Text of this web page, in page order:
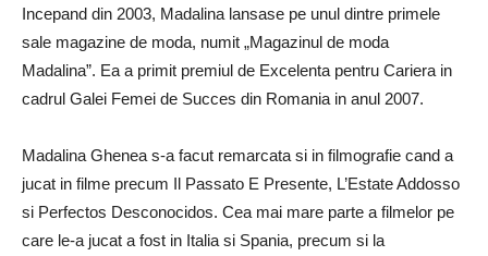
Incepand din 2003, Madalina lansase pe unul dintre primele
sale magazine de moda, numit „Magazinul de moda
Madalina”. Ea a primit premiul de Excelenta pentru Cariera in
cadrul Galei Femei de Succes din Romania in anul 2007.
Madalina Ghenea s-a facut remarcata si in filmografie cand a
jucat in filme precum Il Passato E Presente, L’Estate Addosso
si Perfectos Desconocidos. Cea mai mare parte a filmelor pe
care le-a jucat a fost in Italia si Spania, precum si la